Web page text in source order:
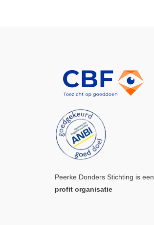
Peerke Donders Stichting is een
profit organisatie